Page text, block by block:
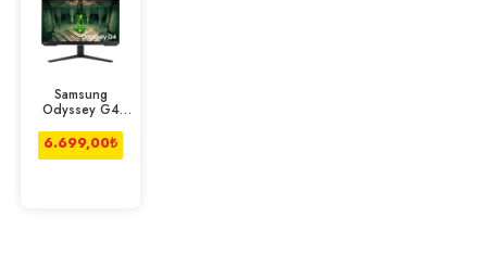
Samsung
Odyssey G4
25" 1Ms 240Hz
Fhd Hdr10 İps
6.699,00₺